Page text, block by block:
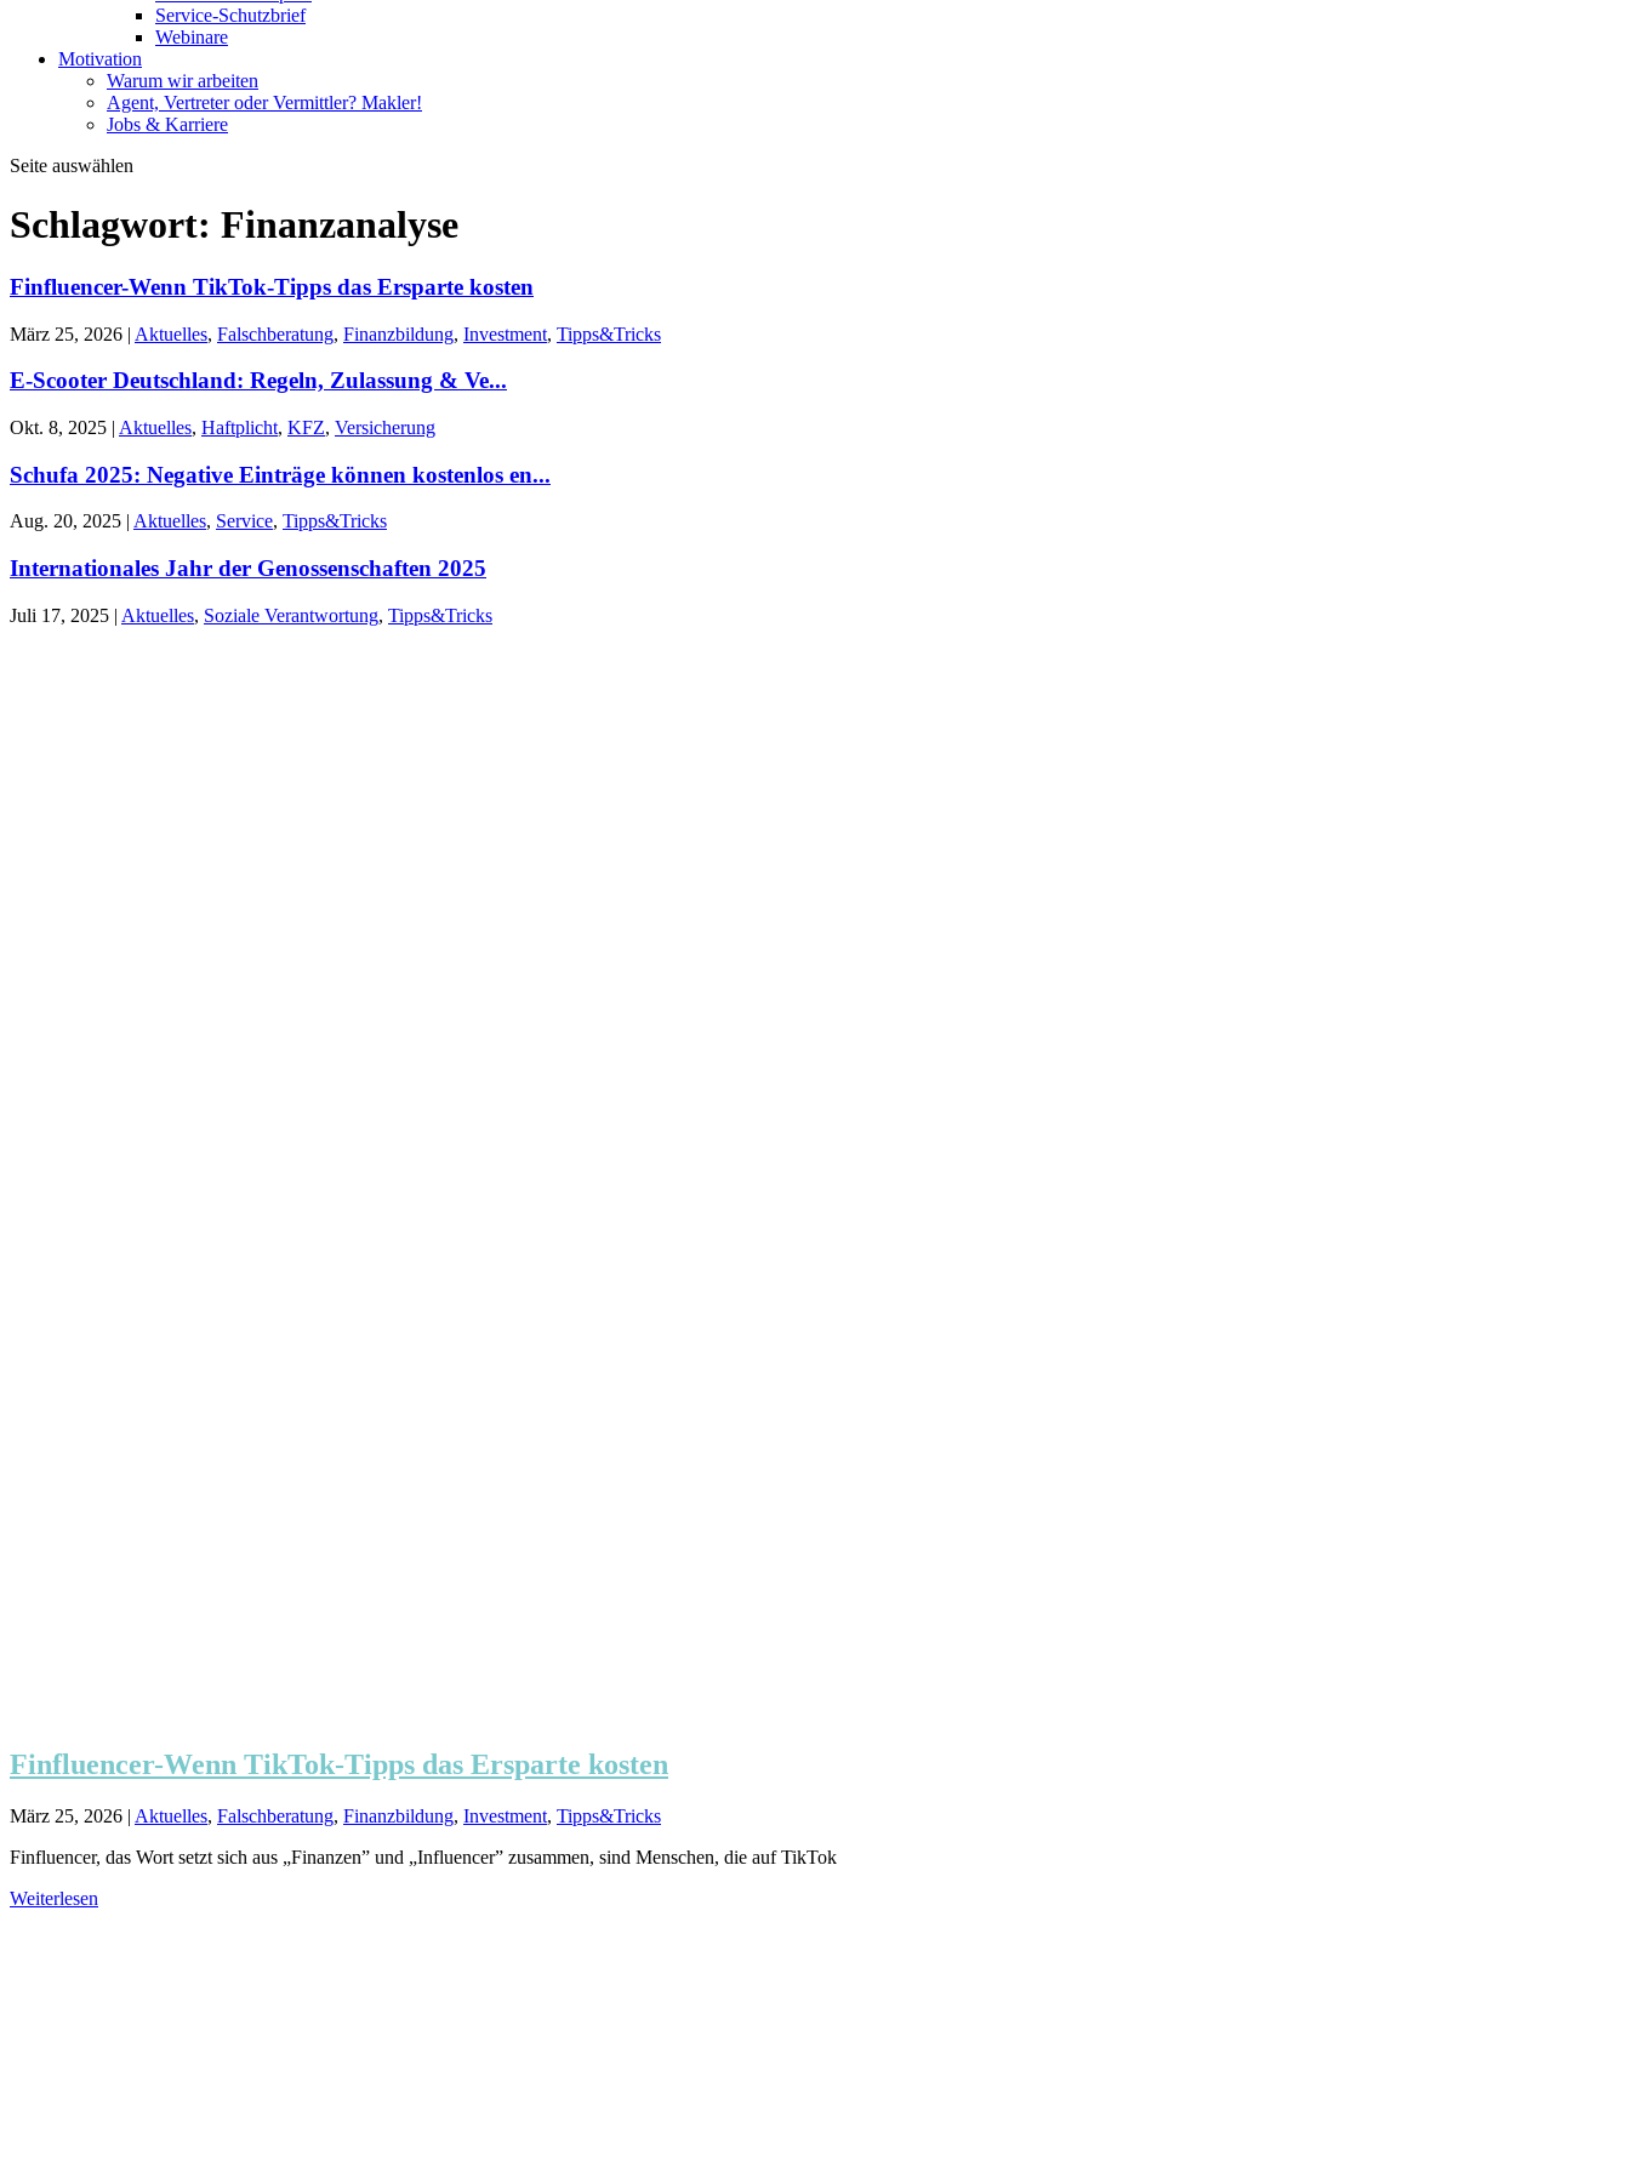
Service-Schutzbrief
Webinare
Motivation
Warum wir arbeiten
Agent, Vertreter oder Vermittler? Makler!
Jobs & Karriere
Seite auswählen
Schlagwort: Finanzanalyse
Finfluencer-Wenn TikTok-Tipps das Ersparte kosten
März 25, 2026 | Aktuelles, Falschberatung, Finanzbildung, Investment, Tipps&Tricks
E-Scooter Deutschland: Regeln, Zulassung & Ve...
Okt. 8, 2025 | Aktuelles, Haftplicht, KFZ, Versicherung
Schufa 2025: Negative Einträge können kostenlos en...
Aug. 20, 2025 Aktuelles, Service, Tipps&Tricks
Internationales Jahr der Genossenschaften 2025
Juli 17, 2025 | Aktuelles, Soziale Verantwortung, Tipps&Tricks
Finfluencer-Wenn TikTok-Tipps das Ersparte kosten
März 25, 2026 | Aktuelles, Falschberatung, Finanzbildung, Investment, Tipps&Tricks
Finfluencer, das Wort setzt sich aus „Finanzen” und „Influencer” zusammen, sind Menschen, die auf TikTok
Weiterlesen